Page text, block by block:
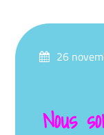
Posté
26
Nous